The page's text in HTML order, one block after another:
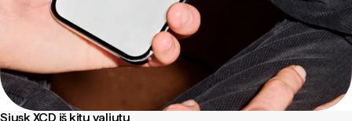
Siųsk XCD iš kitų valiutų